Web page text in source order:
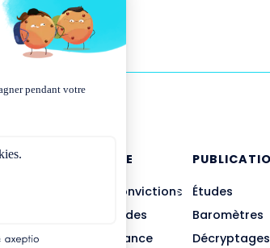
NOUS CONNAÎTRE
Présentation et convictions
Missions et méthodes
Équipe et gouvernance
Études
Baromètres
Décryptages